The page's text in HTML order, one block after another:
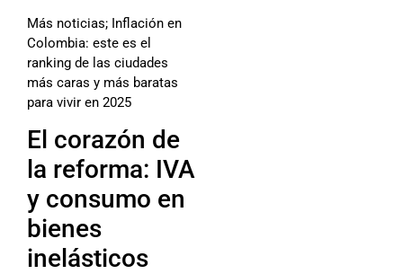
Más noticias; Inflación en
Colombia: este es el
ranking de las ciudades
más caras y más baratas
para vivir en 2025
El corazón de
la reforma: IVA
y consumo en
bienes
inelásticos